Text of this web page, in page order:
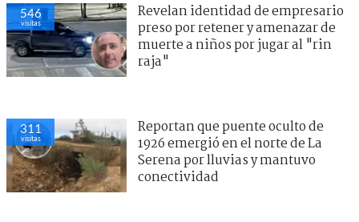
546
visitas
Revelan identidad de empresario
preso por retener y amenazar de
muerte a niños por jugar al "rin
raja"
311
visitas
Reportan que puente oculto de
1926 emergió en el norte de La
Serena por lluvias y mantuvo
conectividad